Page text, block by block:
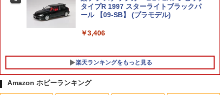
タイプR 1997 スターライトブラックパ
ール 【09-SB】 (プラモデル)
￥3,406
楽天ランキングをもっと見る
Amazon ホビーランキング